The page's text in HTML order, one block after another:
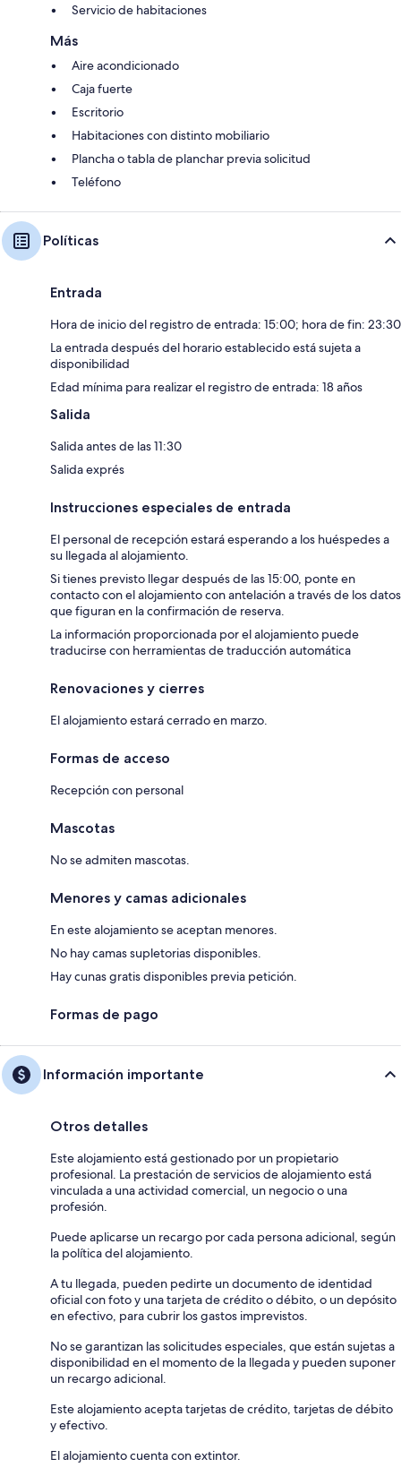
Servicio de habitaciones
Más
Aire acondicionado
Caja fuerte
Escritorio
Habitaciones con distinto mobiliario
Plancha o tabla de planchar previa solicitud
Teléfono
Políticas
Entrada
Hora de inicio del registro de entrada: 15:00; hora de fin: 23:30
La entrada después del horario establecido está sujeta a
disponibilidad
Edad mínima para realizar el registro de entrada: 18 años
Salida
Salida antes de las 11:30
Salida exprés
Instrucciones especiales de entrada
El personal de recepción estará esperando a los huéspedes a
su llegada al alojamiento.
Si tienes previsto llegar después de las 15:00, ponte en
contacto con el alojamiento con antelación a través de los datos
que figuran en la confirmación de reserva.
La información proporcionada por el alojamiento puede
traducirse con herramientas de traducción automática
Renovaciones y cierres
El alojamiento estará cerrado en marzo.
Formas de acceso
Recepción con personal
Mascotas
No se admiten mascotas.
Menores y camas adicionales
En este alojamiento se aceptan menores.
No hay camas supletorias disponibles.
Hay cunas gratis disponibles previa petición.
Formas de pago
Información importante
Otros detalles
Este alojamiento está gestionado por un propietario
profesional. La prestación de servicios de alojamiento está
vinculada a una actividad comercial, un negocio o una
profesión.
Puede aplicarse un recargo por cada persona adicional, según
la política del alojamiento.
A tu llegada, pueden pedirte un documento de identidad
oficial con foto y una tarjeta de crédito o débito, o un depósito
en efectivo, para cubrir los gastos imprevistos.
No se garantizan las solicitudes especiales, que están sujetas a
disponibilidad en el momento de la llegada y pueden suponer
un recargo adicional.
Este alojamiento acepta tarjetas de crédito, tarjetas de débito
y efectivo.
El alojamiento cuenta con extintor.